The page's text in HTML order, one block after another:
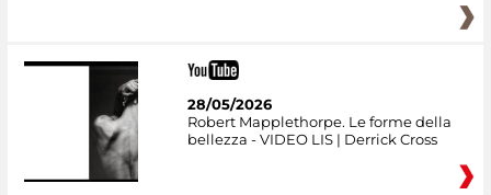
28/05/2026
Robert Mapplethorpe. Le forme della
bellezza - VIDEO LIS | Derrick Cross